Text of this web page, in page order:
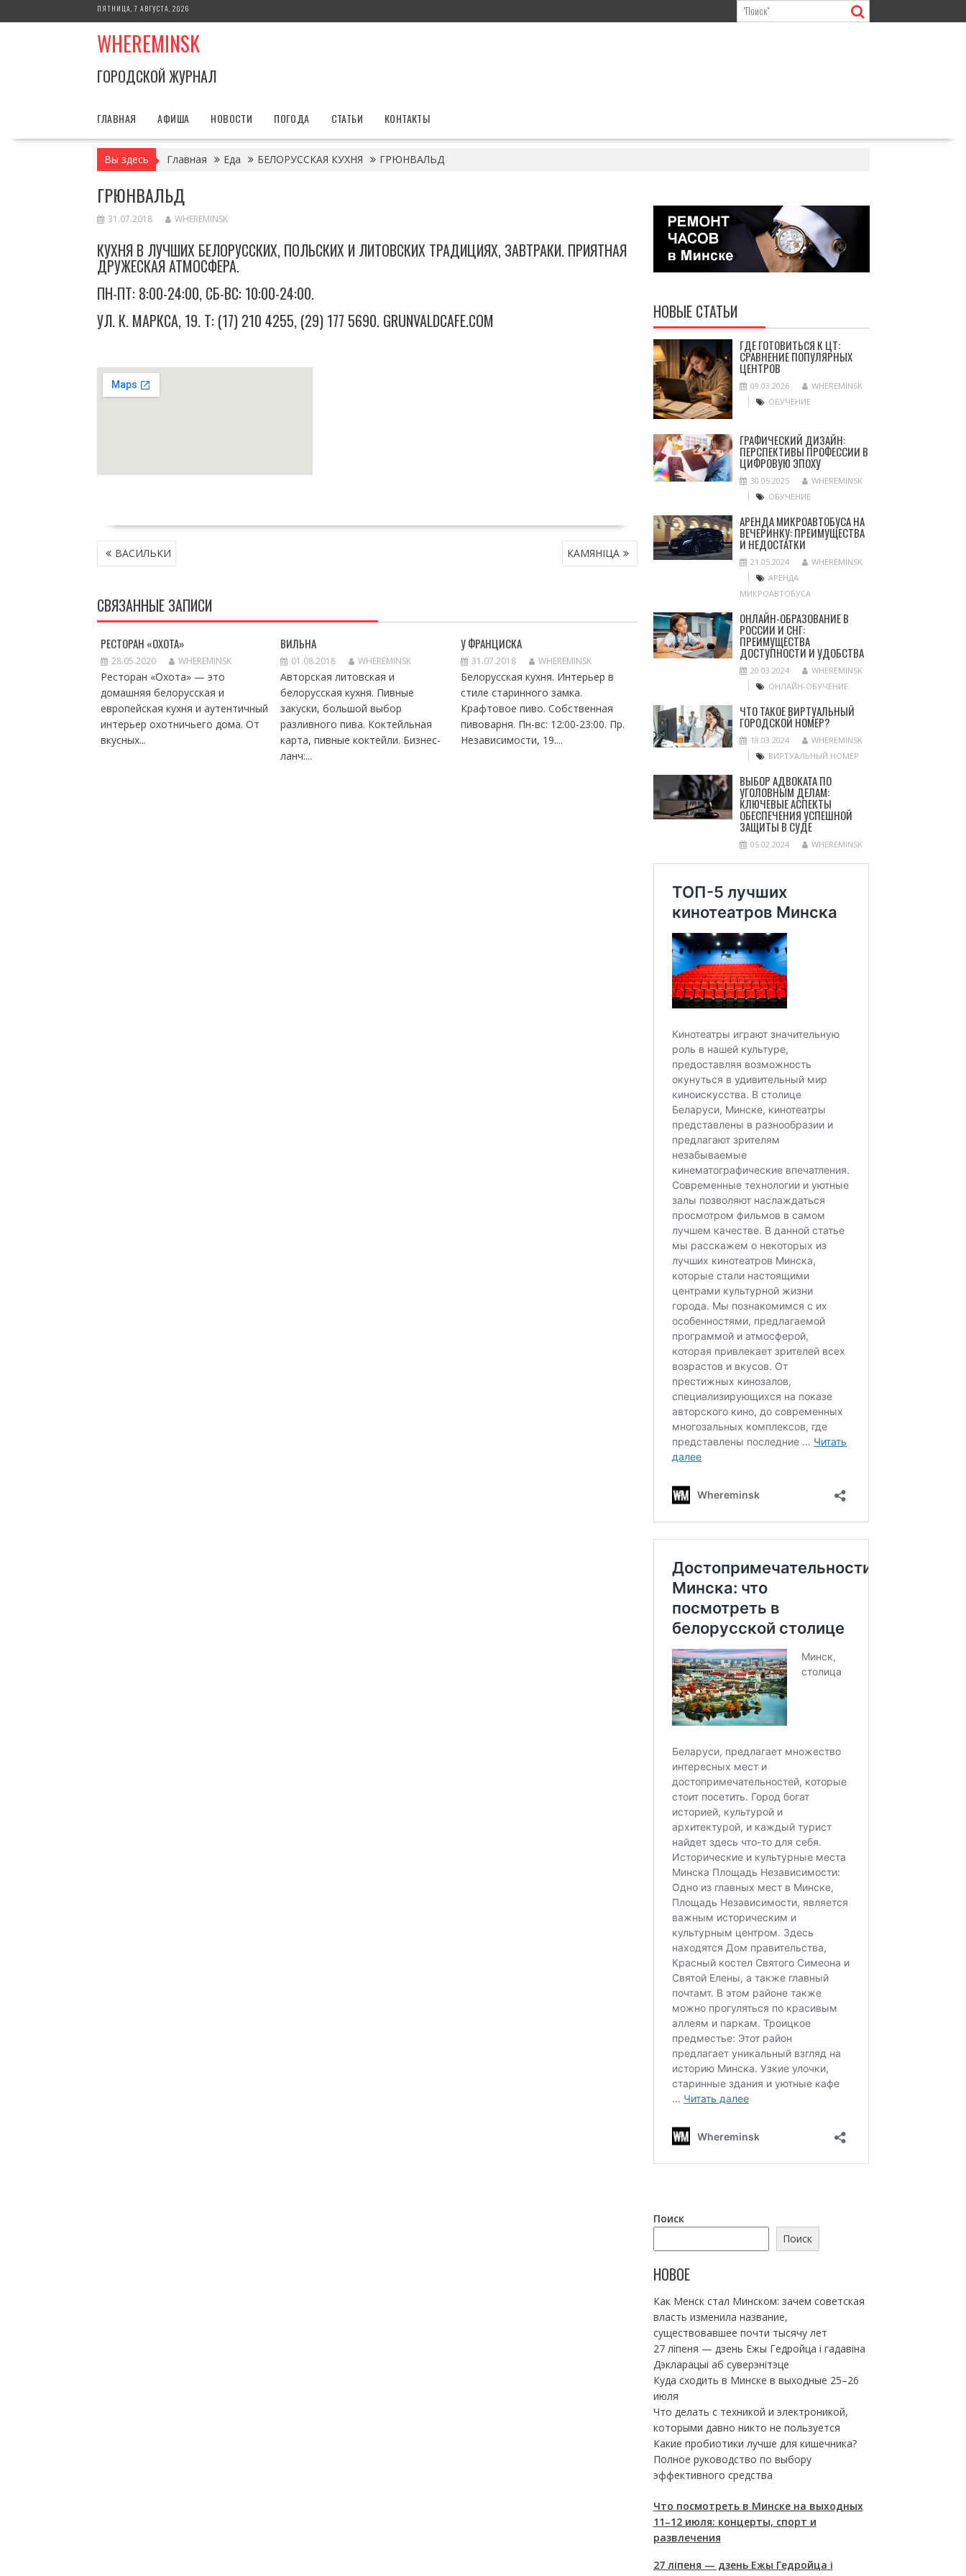
к
ПЯТНИЦА, 7 АВГУСТА, 2026
WHEREMINSK
ГОРОДСКОЙ ЖУРНАЛ
ГЛАВНАЯ АФИША НОВОСТИ ПОГОДА СТАТЬИ КОНТАКТЫ
Вы здесь Главная Еда БЕЛОРУССКАЯ КУХНЯ ГРЮНВАЛЬД
ГРЮНВАЛЬД
31.07.2018 WHEREMINSK
КУХНЯ В ЛУЧШИХ БЕЛОРУССКИХ, ПОЛЬСКИХ И ЛИТОВСКИХ ТРАДИЦИЯХ, ЗАВТРАКИ. ПРИЯТНАЯ
ДРУЖЕСКАЯ АТМОСФЕРА.
ПН-ПТ: 8:00-24:00, СБ-ВС: 10:00-24:00.
УЛ. К. МАРКСА, 19. Т: (17) 210 4255, (29) 177 5690. GRUNVALDCAFE.COM
НАВИГАЦИЯ
ПО ВАСИЛЬКИ КАМЯНIЦА
СВЯЗАННЫЕ ЗАПИСИ
РЕСТОРАН «ОХОТА»
28.05.2020 WHEREMINSK
Ресторан «Охота» — это
домашняя белорусская и
европейская кухня и аутентичный
интерьер охотничьего дома. От
вкусных...
ВИЛЬНА
01.08.2018 WHEREMINSK
Авторская литовская и
белорусская кухня. Пивные
закуски, большой выбор
разливного пива. Коктейльная
карта, пивные коктейли. Бизнес-
ланч:...
У ФРАНЦИСКА
31.07.2018 WHEREMINSK
Белорусская кухня. Интерьер в
стиле старинного замка.
Крафтовое пиво. Собственная
пивоварня. Пн-вс: 12:00-23:00. Пр.
Независимости, 19....
НОВЫЕ СТАТЬИ
ГДЕ ГОТОВИТЬСЯ К ЦТ:
СРАВНЕНИЕ ПОПУЛЯРНЫХ
ЦЕНТРОВ
09.03.2026
WHEREMINSK
ОБУЧЕНИЕ
ГРАФИЧЕСКИЙ ДИЗАЙН:
ПЕРСПЕКТИВЫ ПРОФЕССИИ В
ЦИФРОВУЮ ЭПОХУ
30.05.2025
WHEREMINSK
ОБУЧЕНИЕ
АРЕНДА МИКРОАВТОБУСА НА
ВЕЧЕРИНКУ: ПРЕИМУЩЕСТВА
И НЕДОСТАТКИ
21.05.2024
WHEREMINSK
АРЕНДА
МИКРОАВТОБУСА
ОНЛАЙН-ОБРАЗОВАНИЕ В
РОССИИ И СНГ:
ПРЕИМУЩЕСТВА
ДОСТУПНОСТИ И УДОБСТВА
20.03.2024
WHEREMINSK
ОНЛАЙН-ОБУЧЕНИЕ
ЧТО ТАКОЕ ВИРТУАЛЬНЫЙ
ГОРОДСКОЙ НОМЕР?
18.03.2024
WHEREMINSK
ВИРТУАЛЬНЫЙ НОМЕР
ВЫБОР АДВОКАТА ПО
УГОЛОВНЫМ ДЕЛАМ:
КЛЮЧЕВЫЕ АСПЕКТЫ
ОБЕСПЕЧЕНИЯ УСПЕШНОЙ
ЗАЩИТЫ В СУДЕ
05.02.2024 WHEREMINSK
Поиск
Поиск
НОВОЕ
Как Менск стал Минском: зачем советская
власть изменила название,
существовавшее почти тысячу лет
27 ліпеня — дзень Ежы Гедройца і гадавіна
Дэкларацыі аб суверэнітэце
Куда сходить в Минске в выходные 25–26
июля
Что делать с техникой и электроникой,
которыми давно никто не пользуется
Какие пробиотики лучше для кишечника?
Полное руководство по выбору
эффективного средства
Что посмотреть в Минске на выходных
11–12 июля: концерты, спорт и
развлечения
27 ліпеня — дзень Ежы Гедройца і